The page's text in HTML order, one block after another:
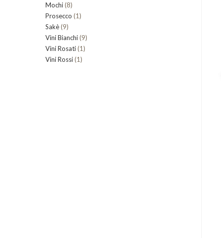
Mochi 88
prodotti
Prosecco 11
Sakè 99
prodotti
Vini Bianchi 99
Vini Rosati 11
Vini Rossi 11